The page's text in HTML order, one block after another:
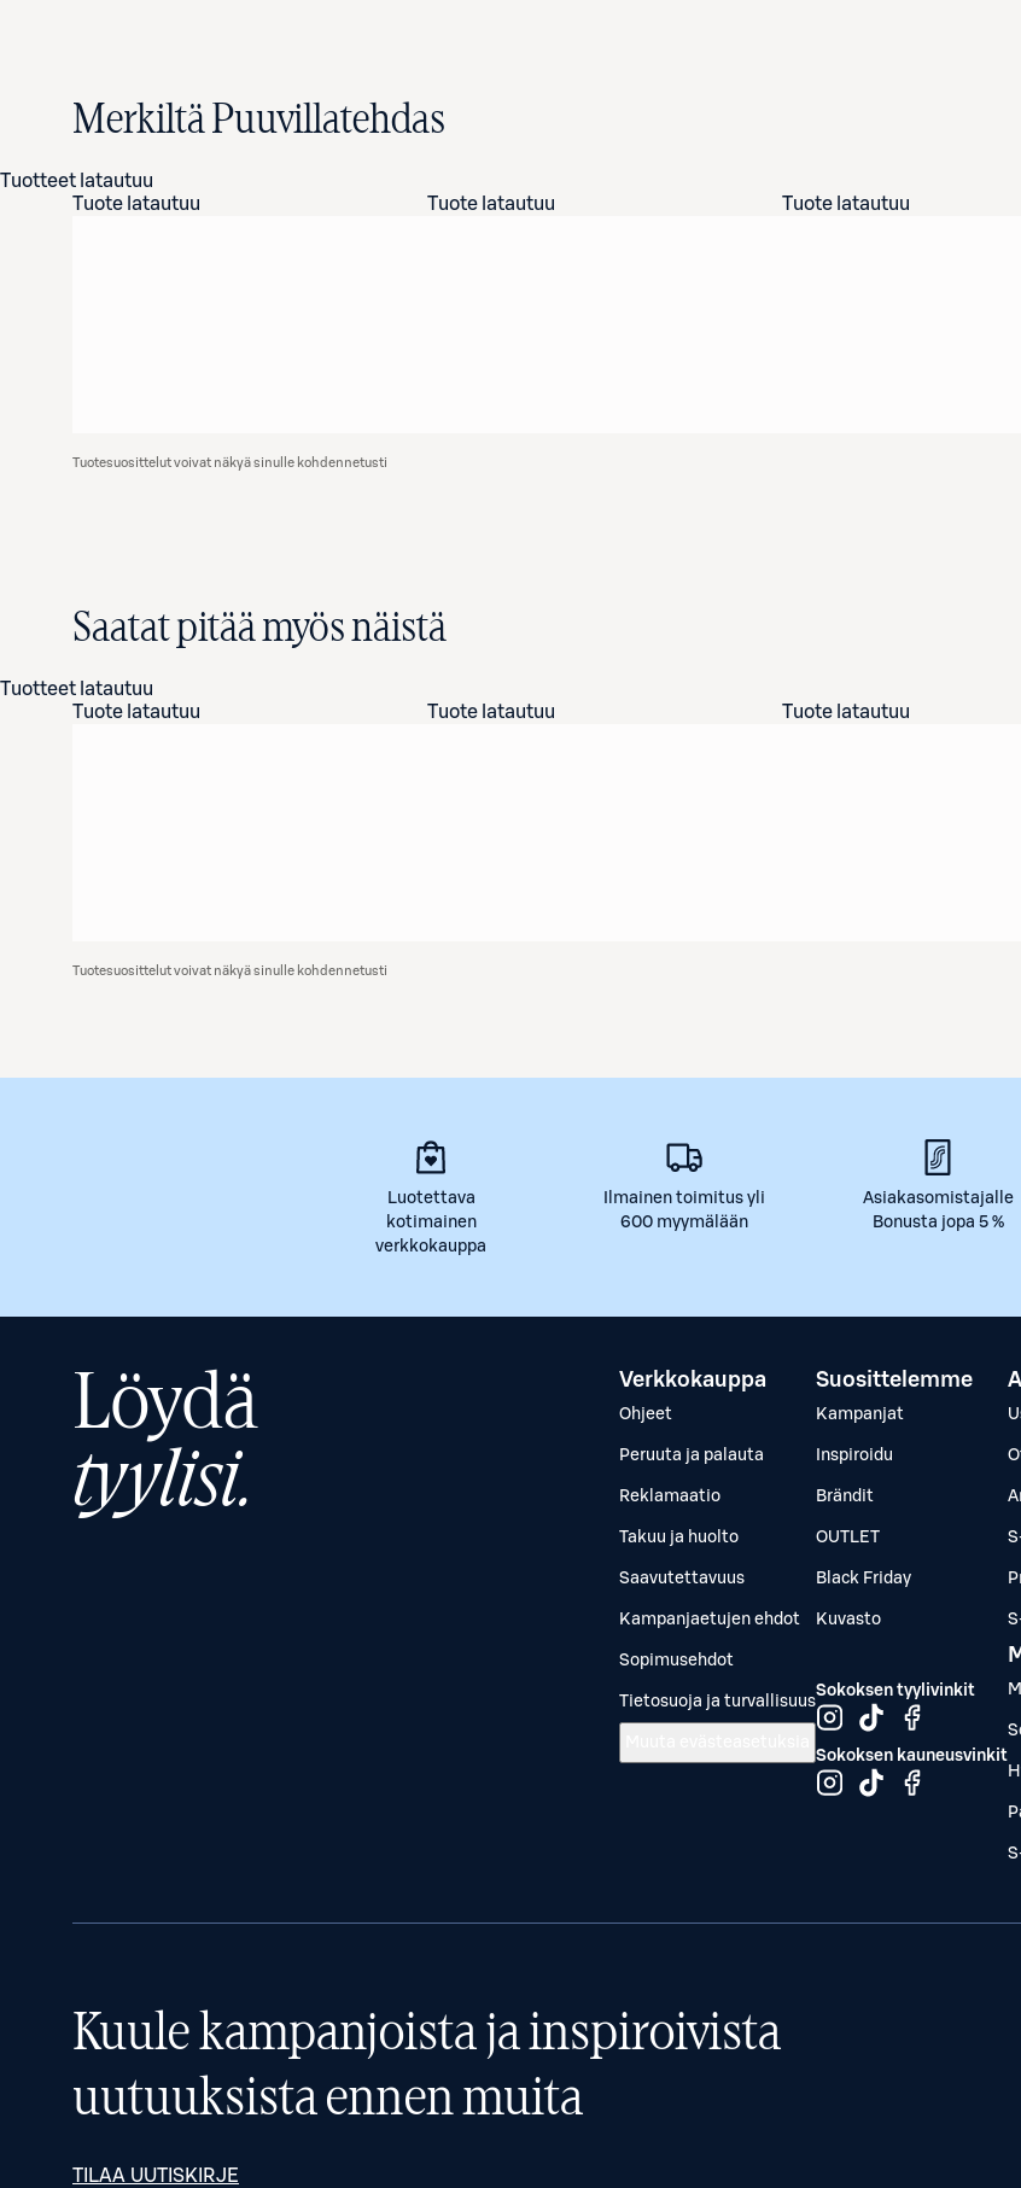
Merkiltä Puuvillatehdas
Tuotteet latautuu
Tuote latautuu
Tuote latautuu Tuote latautuu
Tuotesuosittelut voivat näkyä sinulle kohdennetusti
Saatat pitää myös näistä
Tuotteet latautuu
Tuote latautuu
Tuote latautuu Tuote latautuu
Tuotesuosittelut voivat näkyä sinulle kohdennetusti
Luotettava
kotimainen
verkkokauppa
Ilmainen toimitus yli
600 myymälään
Asiakasomistajalle
Bonusta jopa 5 %
Löydä
tyylisi.
Verkkokauppa
Ohjeet
Peruuta ja palauta
Reklamaatio
Takuu ja huolto
Saavutettavuus
Kampanjaetujen ehdot
Sopimusehdot
Tietosuoja ja turvallisuus
Suosittelemme
Kampanjat
Inspiroidu
Brändit
OUTLET
Black Friday
Kuvasto
Sokoksen tyylivinkit
Sokoksen kauneusvinkit
Kuule kampanjoista ja inspiroivista
uutuuksista ennen muita
TILAA UUTISKIRJE